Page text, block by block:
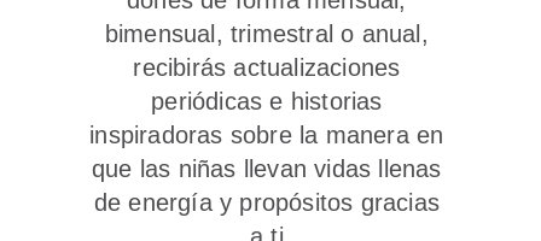
bimensual, trimestral o anual,
recibirás actualizaciones
periódicas e historias
inspiradoras sobre la manera en
que las niñas llevan vidas llenas
de energía y propósitos gracias